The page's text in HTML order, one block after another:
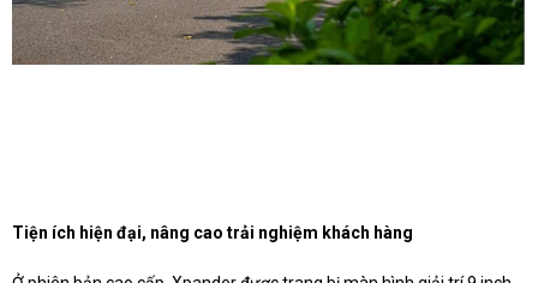
Tiện ích hiện đại, nâng cao trải nghiệm khách hàng